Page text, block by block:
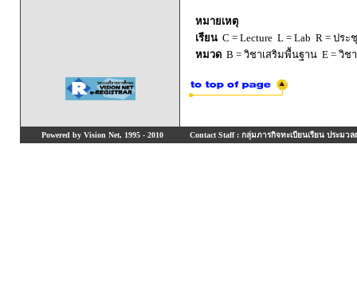
หมายเหตุ
เรียน C = Lecture L = Lab R = ประ
หมวด B = วิชาเสริมพื้นฐาน E = วิช
Powered by Vision Net, 1995 - 2010 Contact Staff : กลุ่มภารกิจทะเบียนเรียน ประมวล